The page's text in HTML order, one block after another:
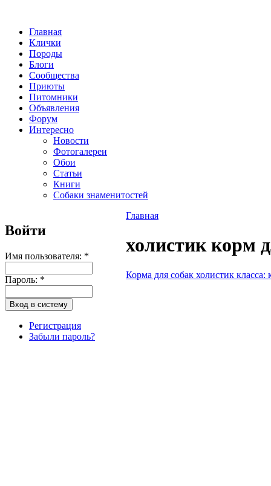
Главная
Клички
Породы
Блоги
Сообщества
Приюты
Питомники
Объявления
Форум
Интересно
Новости
Фотогалереи
Обои
Статьи
Книги
Собаки знаменитостей
Войти
Имя пользователя: *
Пароль: *
Регистрация
Забыли пароль?
Главная
холистик корм
Корма для собак холистик класса: